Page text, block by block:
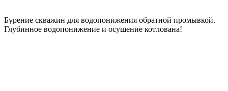
Бурение скважин для водопонижения обратной промывкой.
Глубинное водопонижение и осушение котлована!